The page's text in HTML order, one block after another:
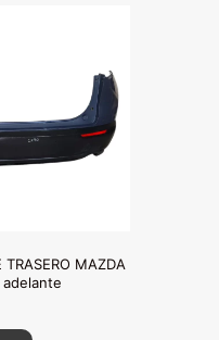
TRASERO MAZDA